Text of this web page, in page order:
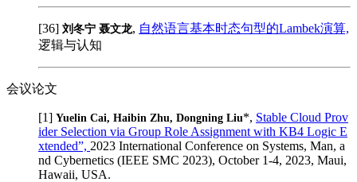
[36] 刘冬宁 聂文龙, 自然语言基本时态句型的Lambek演算,
逻辑与认知
会议论文
[1] Yuelin Cai, Haibin Zhu, Dongning Liu*, Stable Cloud Prov
ider Selection via Group Role Assignment with KB4 Logic E
xtended”, 2023 International Conference on Systems, Man, a
nd Cybernetics (IEEE SMC 2023), October 1-4, 2023, Maui,
Hawaii, USA.